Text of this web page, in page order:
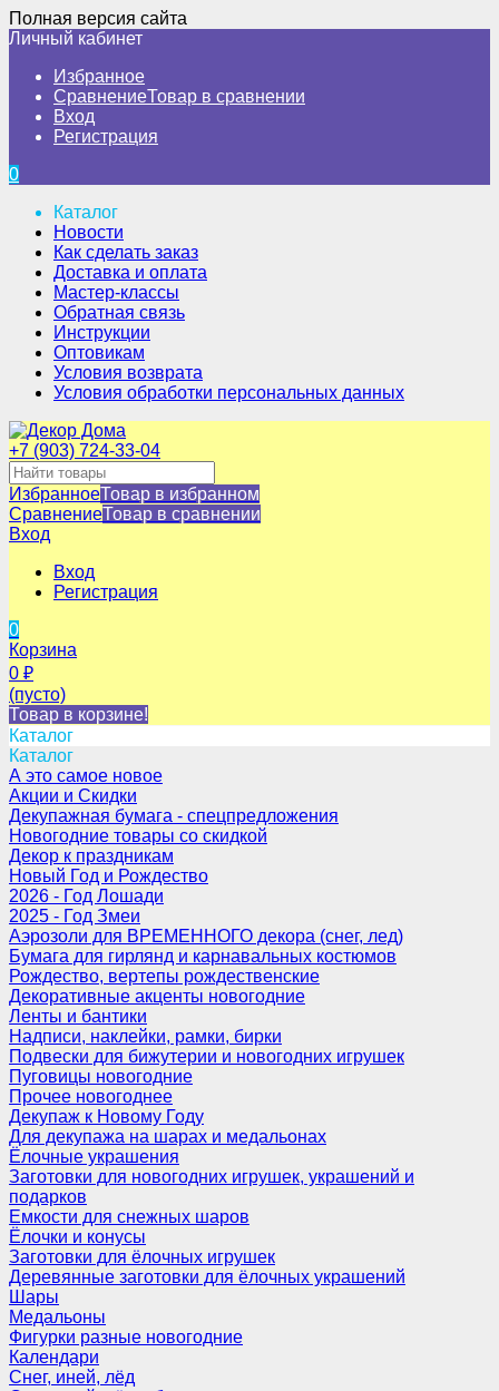
Полная версия сайта
Личный кабинет
Избранное
СравнениеТовар в сравнении
Вход
Регистрация
0
Каталог
Новости
Как сделать заказ
Доставка и оплата
Мастер-классы
Обратная связь
Инструкции
Оптовикам
Условия возврата
Условия обработки персональных данных
+7 (903) 724-33-04
ИзбранноеТовар в избранном
СравнениеТовар в сравнении
Вход
Вход
Регистрация
0
Корзина
0 ₽
(пусто)
Товар в корзине!
Каталог
Каталог
А это самое новое
Акции и Скидки
Декупажная бумага - спецпредложения
Новогодние товары со скидкой
Декор к праздникам
Новый Год и Рождество
2026 - Год Лошади
2025 - Год Змеи
Аэрозоли для ВРЕМЕННОГО декора (снег, лед)
Бумага для гирлянд и карнавальных костюмов
Рождество, вертепы рождественские
Декоративные акценты новогодние
Ленты и бантики
Надписи, наклейки, рамки, бирки
Подвески для бижутерии и новогодних игрушек
Пуговицы новогодние
Прочее новогоднее
Декупаж к Новому Году
Для декупажа на шарах и медальонах
Ёлочные украшения
Заготовки для новогодних игрушек, украшений и
подарков
Емкости для снежных шаров
Ёлочки и конусы
Заготовки для ёлочных игрушек
Деревянные заготовки для ёлочных украшений
Шары
Медальоны
Фигурки разные новогодние
Календари
Снег, иней, лёд